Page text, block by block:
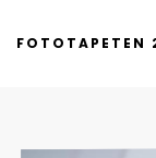
FOTOTAPETEN